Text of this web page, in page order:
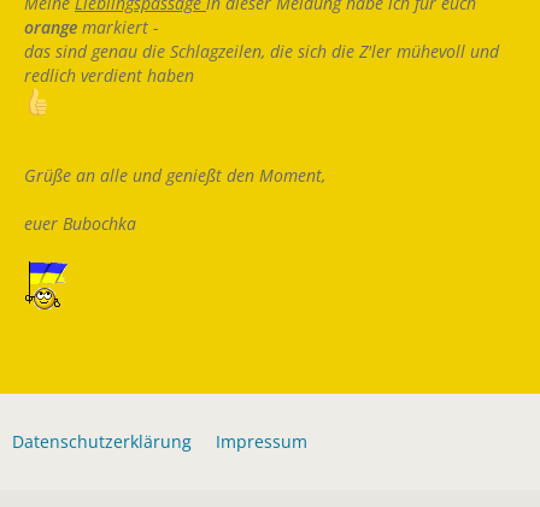
orange markiert -
das sind genau die Schlagzeilen, die sich die Z'ler mühevoll und
redlich verdient haben
Grüße an alle und genießt den Moment,
euer Bubochka
Datenschutzerklärung Impressum